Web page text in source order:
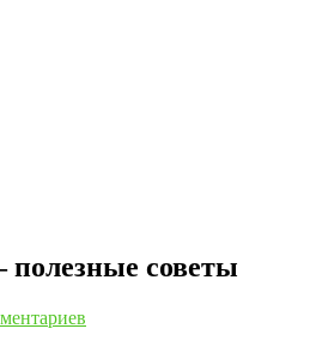
советы